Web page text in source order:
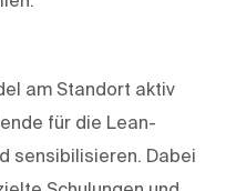
am Standort aktiv
für die Lean-
sensibilisieren. Dabei